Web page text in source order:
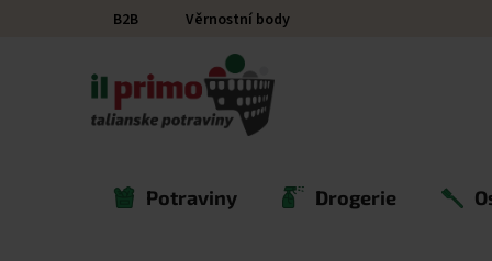
B2B Věrnostní body
Potraviny Drogerie